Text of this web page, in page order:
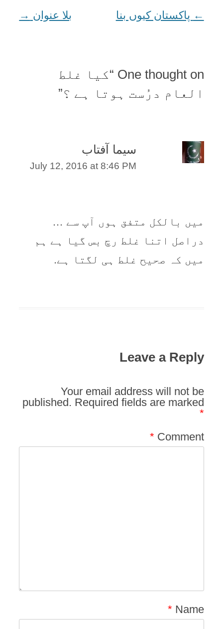
Post
← پاکستان کیوں بنا بلا عنوان →
One thought on “
کیا غلط
العام درُست ہوتا ہے ؟”
سیما آفتاب
July 12, 2016 at 8:46 PM
میں بالکل متفق ہوں آپ سے …
دراصل اتنا غلط رچ بس گیا ہے ہم
میں کہ صحیح غلط ہی لگتا ہے.
Leave a Reply
Your email address will not be
published. Required fields are marked
*
Comment
*
Name
*